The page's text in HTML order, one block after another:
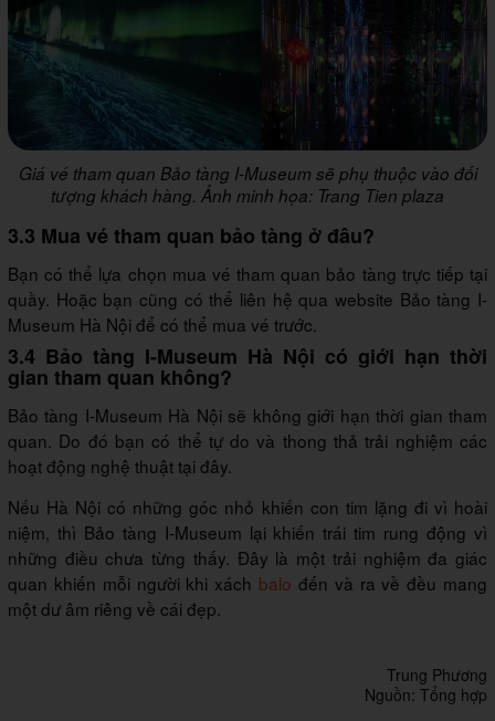
Giá vé tham quan Bảo tàng I-Museum sẽ phụ thuộc vào đối
tượng khách hàng. Ảnh minh họa: Trang Tien plaza
3.3 Mua vé tham quan bảo tàng ở đâu?
Bạn có thể lựa chọn mua vé tham quan bảo tàng trực tiếp tại
quầy. Hoặc bạn cũng có thể liên hệ qua website Bảo tàng I-
Museum Hà Nội để có thể mua vé trước.
3.4 Bảo tàng I-Museum Hà Nội có giới hạn thời
gian tham quan không?
Bảo tàng I-Museum Hà Nội sẽ không giới hạn thời gian tham
quan. Do đó bạn có thể tự do và thong thả trải nghiệm các
hoạt động nghệ thuật tại đây.
Nếu Hà Nội có những góc nhỏ khiến con tim lặng đi vì hoài
niệm, thì Bảo tàng I-Museum lại khiến trái tim rung động vì
những điều chưa từng thấy. Đây là một trải nghiệm đa giác
quan khiến mỗi người khi xách balo đến và ra về đều mang
một dư âm riêng về cái đẹp.
Trung Phương
Nguồn: Tổng hợp